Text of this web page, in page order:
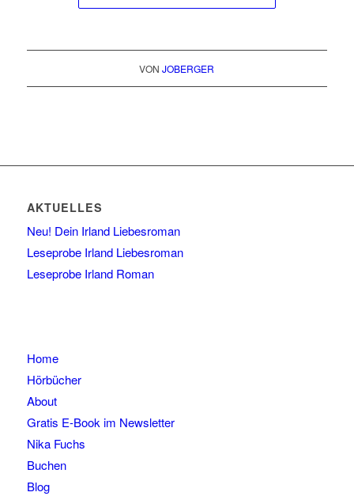
VONJOBERGER
AKTUELLES
Neu! Dein Irland Liebesroman
Leseprobe Irland Liebesroman
Leseprobe Irland Roman
Home
Hörbücher
About
Gratis E-Book im Newsletter
Nika Fuchs
Buchen
Blog